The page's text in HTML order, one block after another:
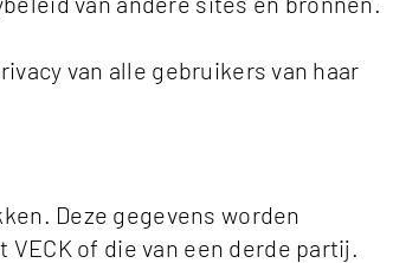
van alle gebruikers van haar
Deze gegevens worden
of die van een derde partij.